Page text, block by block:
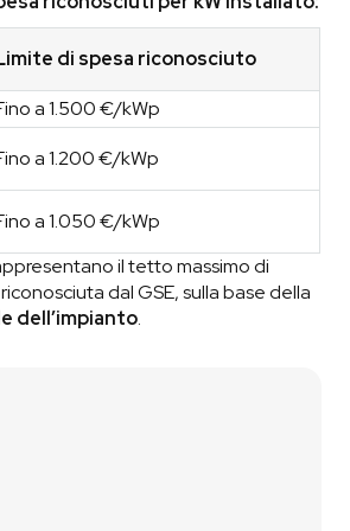
di spesa riconosciuto
a 1.500 €/kWp
a 1.200 €/kWp
a 1.050 €/kWp
il tetto massimo di
dal GSE, sulla base della
dell’impianto.